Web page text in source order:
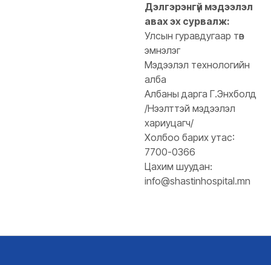
Дэлгэрэнгүй мэдээлэл
авах эх сурвалж:
Улсын гуравдугаар төв
эмнэлэг
Мэдээлэл технологийн
алба
Албаны дарга Г.Энхболд
/Нээлттэй мэдээлэл
хариуцагч/
Холбоо барих утас:
7700-0366
Цахим шуудан:
info@shastinhospital.mn